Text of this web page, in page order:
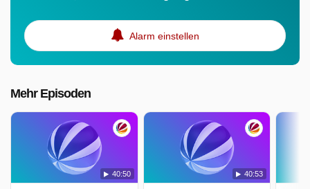
Alarm einstellen
Mehr Episoden
40:50 40:53